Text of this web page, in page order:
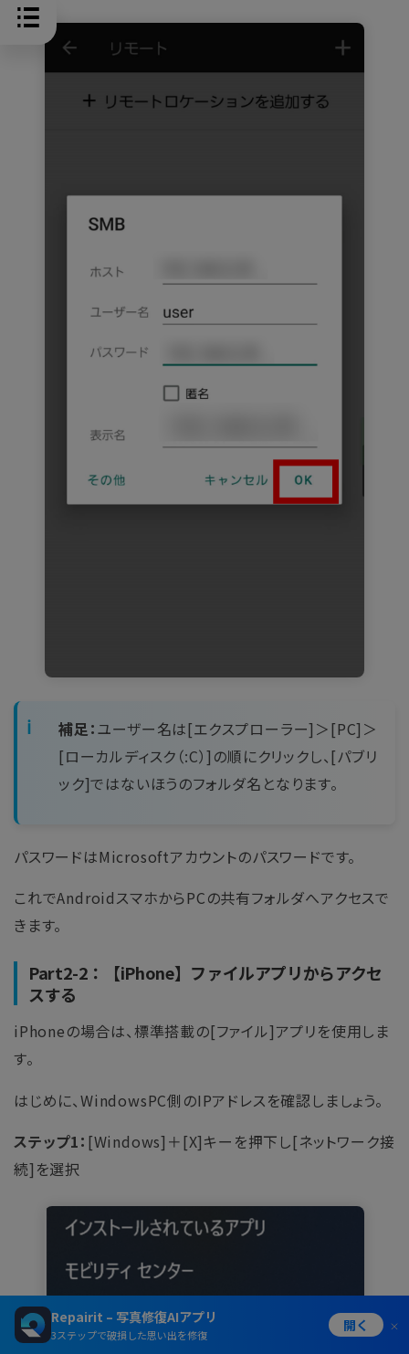
Repairit – 写真修復AIアプリ
3ステップで破損した思い出を修復
開く
補足：ユーザー名は[エクスプローラー]＞[PC]＞
[ローカルディスク（:C）]の順にクリックし、[パブリ
ック]ではないほうのフォルダ名となります。
パスワードはMicrosoftアカウントのパスワードです。
これでAndroidスマホからPCの共有フォルダへアクセスで
きます。
Part2-2：【iPhone】ファイルアプリからアクセ
スする
iPhoneの場合は、標準搭載の[ファイル]アプリを使用しま
す。
はじめに、WindowsPC側のIPアドレスを確認しましょう。
ステップ1： [Windows]＋[X]キーを押下し[ネットワーク接
続]を選択